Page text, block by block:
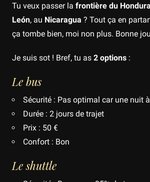
Tu veux passer la frontière du
León, au Nicaragua ? Tout ça en
ça tombe bien, moi non plus. Bonne
Je suis sot ! Bref, tu as 2 options :
Le bus
Sécurité : Pas optimal car une nuit
Durée : 2 jours de trajet
Prix : 50 €
Confort : Bon
Le shuttle